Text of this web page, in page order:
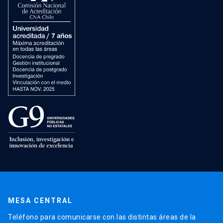
MESA CENTRAL
Teléfono para comunicarse con las distintas áreas de la